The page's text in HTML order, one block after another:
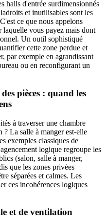
halls d'entrée surdimensionnés
et inutilisables sont les
ce que nous appelons
vous payez mais dont
Un outil sophistiqué
cette zone perdue et
par exemple en agrandissant
ou en reconfigurant un
pièces : quand les
à traverser une chambre
? La salle à manger est-elle
exemples classiques de
logique regroupe les
(salon, salle à manger,
que les zones privées
séparées et calmes. Les
ces incohérences logiques
et de ventilation